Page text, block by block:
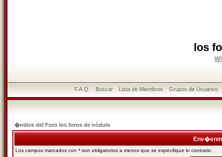
los
F.A.Q. Buscar Lista de Miembros Grupos de Usuarios
�ndice del Foro los foros de nódulo
Los campos marcados con * son obligatorios a menos que se especifique lo contrario.